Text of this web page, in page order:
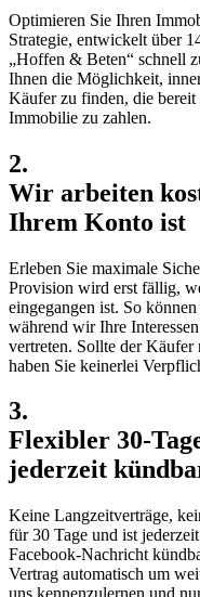
Optimieren Sie Ihren
Strategie, entwickelt über
„Hoffen & Beten“ schnell
Ihnen die Möglichkeit,
Käufer zu finden, die
Immobilie zu zahlen.
2.
Wir arbeiten
Ihrem Konto ist
Erleben Sie maximale
Provision wird erst fällig,
eingegangen ist. So
während wir Ihre
vertreten. Sollte der
haben Sie keinerlei
3.
Flexibler 30-
jederzeit
Keine Langzeitverträge,
für 30 Tage und ist
Facebook-Nachricht
Vertrag automatisch um